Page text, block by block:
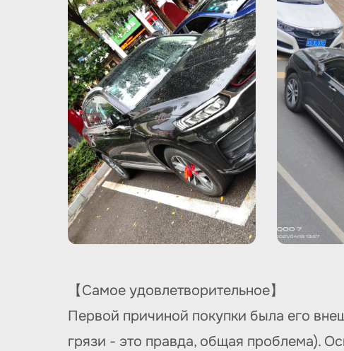
【Самое удовлетворительное】
Первой причиной покупки была его
грязи - это правда, общая проблема).